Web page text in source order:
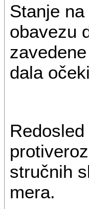
Stanje
obavezu
dala
stručnih
mera.